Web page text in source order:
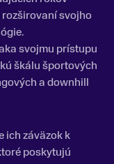
svojho
svojmu prístupu
škálu športových
a downhill
ich záväzok k
poskytujú